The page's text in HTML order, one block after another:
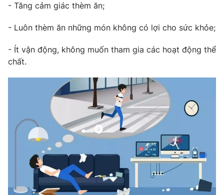
- Tăng cảm giác thèm ăn;
- Luôn thèm ăn những món không có lợi cho sức khỏe;
- Ít vận động, không muốn tham gia các hoạt động thể
chất.